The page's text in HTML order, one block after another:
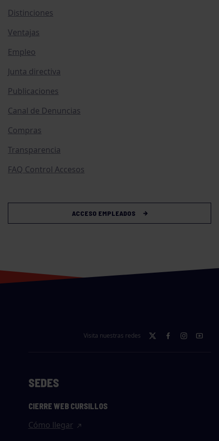
Distinciones
Ventajas
Empleo
Junta directiva
Publicaciones
Canal de Denuncias
Compras
Transparencia
FAQ Control Accesos
ACCESO EMPLEADOS
Visita nuestras redes
SEDES
CIERRE WEB CURSILLOS
Cómo llegar